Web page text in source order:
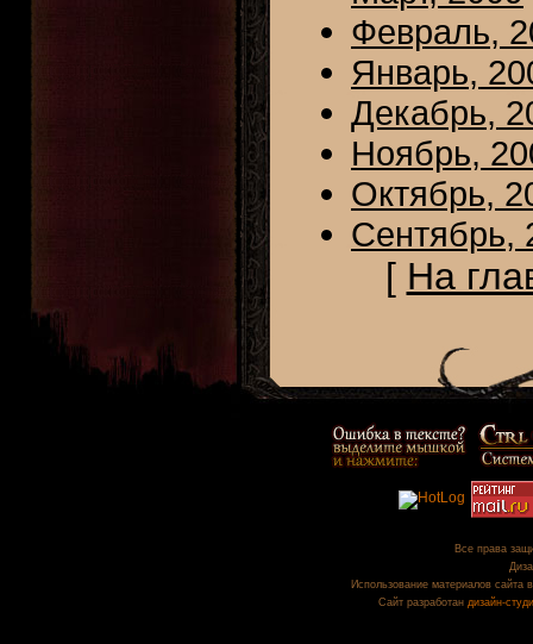
Февраль,
Январь,
Декабрь,
Ноябрь,
Октябрь,
Сентябрь,
[ На
Все права
Использование материалов сайта
Сайт разработан дизайн-